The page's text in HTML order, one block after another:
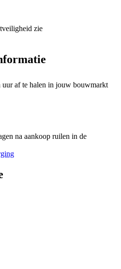
zie
uur af te halen in jouw bouwmarkt
na aankoop ruilen in de